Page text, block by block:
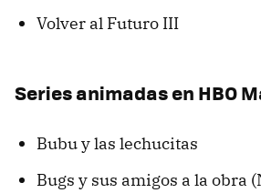
Volver al Futuro III
Series animadas en HBO
Bubu y las lechucitas
Bugs y sus amigos a la obra